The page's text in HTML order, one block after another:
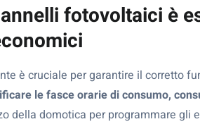
fotovoltaici è
è cruciale per garantire il corretto
le fasce orarie di consumo,
della domotica per programmare